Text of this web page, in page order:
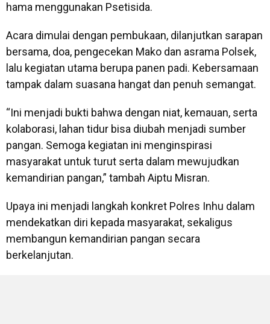
hama menggunakan Psetisida.
Acara dimulai dengan pembukaan, dilanjutkan sarapan
bersama, doa, pengecekan Mako dan asrama Polsek,
lalu kegiatan utama berupa panen padi. Kebersamaan
tampak dalam suasana hangat dan penuh semangat.
“Ini menjadi bukti bahwa dengan niat, kemauan, serta
kolaborasi, lahan tidur bisa diubah menjadi sumber
pangan. Semoga kegiatan ini menginspirasi
masyarakat untuk turut serta dalam mewujudkan
kemandirian pangan,” tambah Aiptu Misran.
Upaya ini menjadi langkah konkret Polres Inhu dalam
mendekatkan diri kepada masyarakat, sekaligus
membangun kemandirian pangan secara
berkelanjutan.